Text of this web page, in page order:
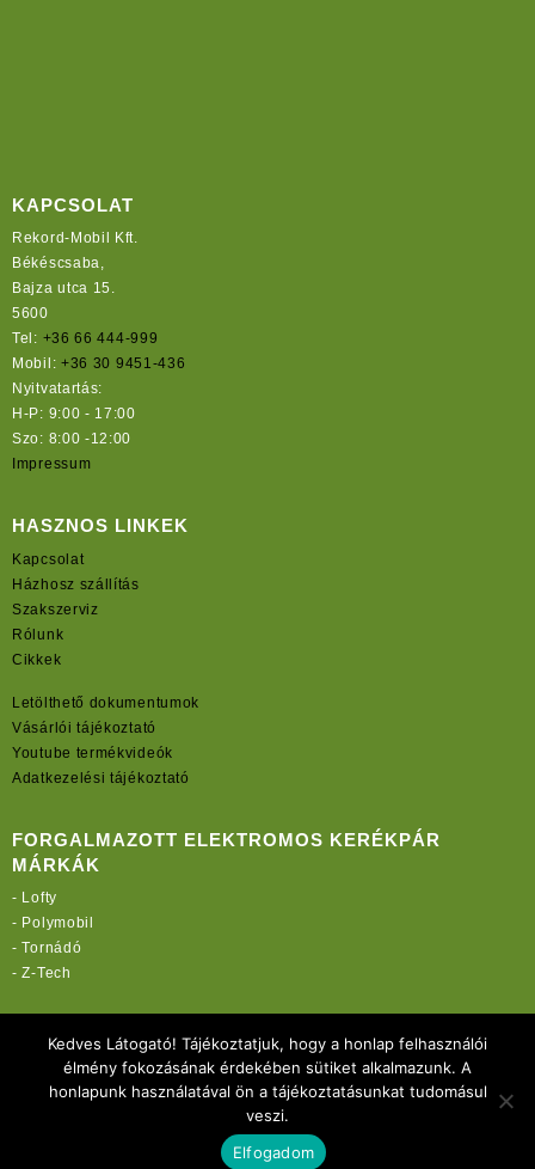
KAPCSOLAT
Rekord-Mobil Kft.
Békéscsaba,
Bajza utca 15.
5600
Tel: +36 66 444-999
Mobil: +36 30 9451-436
Nyitvatartás:
H-P: 9:00 - 17:00
Szo: 8:00 -12:00
Impressum
HASZNOS LINKEK
Kapcsolat
Házhosz szállítás
Szakszerviz
Rólunk
Cikkek
Letölthető dokumentumok
Vásárlói tájékoztató
Youtube termékvideók
Adatkezelési tájékoztató
FORGALMAZOTT ELEKTROMOS KERÉKPÁR
MÁRKÁK
- Lofty
- Polymobil
-Tornádó
-Z-Tech
rekordmobil.hu
rekordmotor.hu
elektromos-kerekparbolt.hu
Copyright 2021 Rekord-Mobil Kft.
Kedves Látogató! Tájékoztatjuk, hogy a honlap felhasználói
élmény fokozásának érdekében sütiket alkalmazunk. A
honlapunk használatával ön a tájékoztatásunkat tudomásul
veszi.
Elfogadom